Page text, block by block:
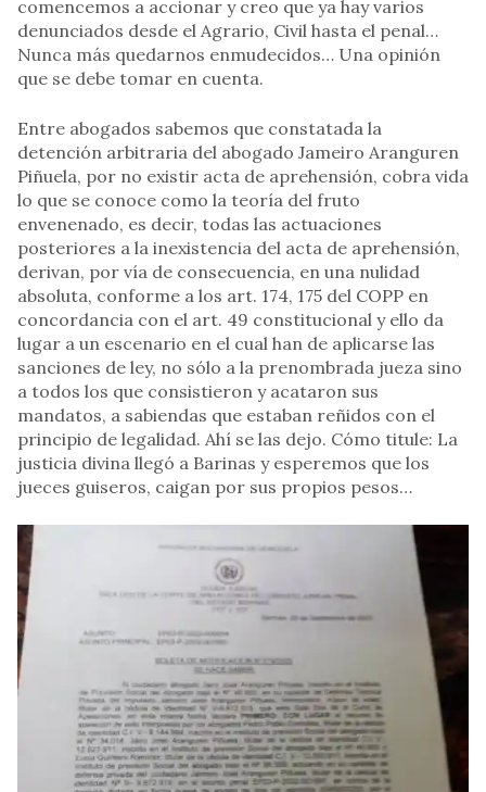
comencemos a accionar y creo que ya hay varios
denunciados desde el Agrario, Civil hasta el penal…
Nunca más quedarnos enmudecidos… Una opinión
que se debe tomar en cuenta.
Entre abogados sabemos que constatada la
detención arbitraria del abogado Jameiro Aranguren
Piñuela, por no existir acta de aprehensión, cobra vida
lo que se conoce como la teoría del fruto
envenenado, es decir, todas las actuaciones
posteriores a la inexistencia del acta de aprehensión,
derivan, por vía de consecuencia, en una nulidad
absoluta, conforme a los art. 174, 175 del COPP en
concordancia con el art. 49 constitucional y ello da
lugar a un escenario en el cual han de aplicarse las
sanciones de ley, no sólo a la prenombrada jueza sino
a todos los que consistieron y acataron sus
mandatos, a sabiendas que estaban reñidos con el
principio de legalidad. Ahí se las dejo. Cómo titule: La
justicia divina llegó a Barinas y esperemos que los
jueces guiseros, caigan por sus propios pesos…